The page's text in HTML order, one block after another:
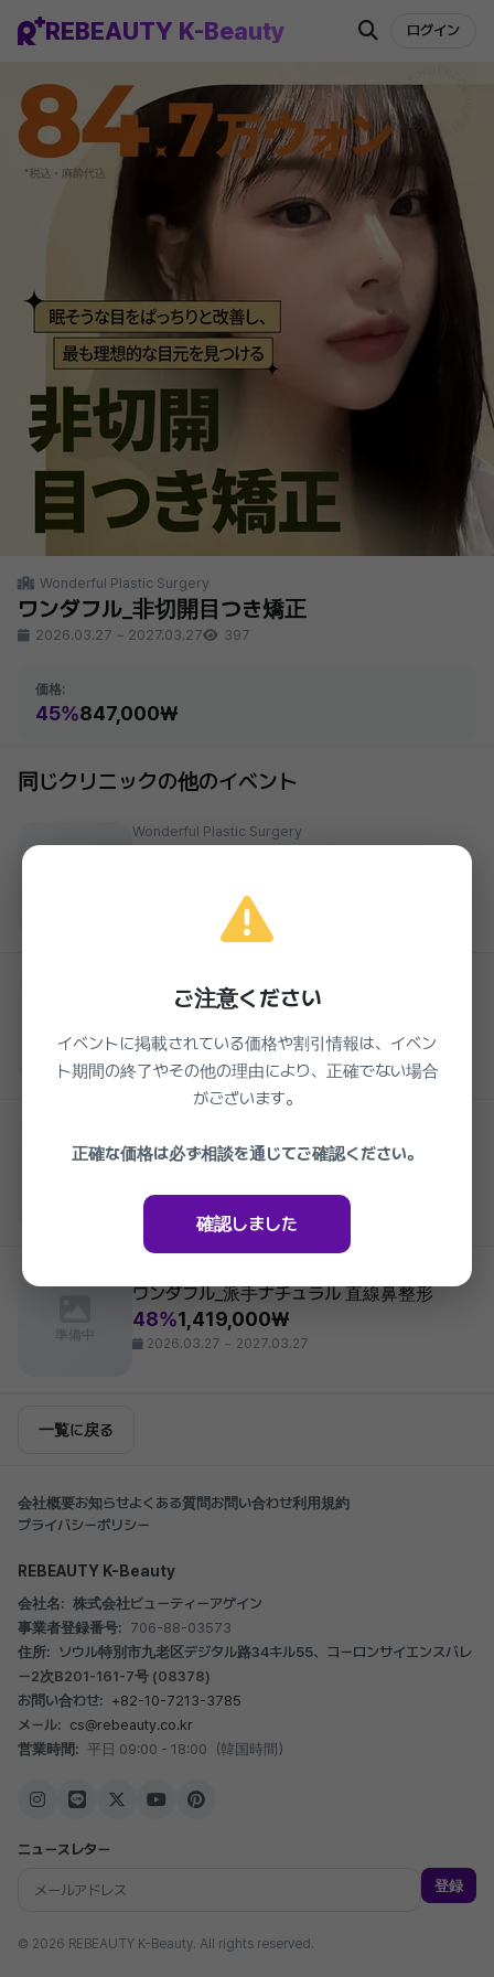
REBEAUTY K-Beauty ログイン
Wonderful Plastic Surgery
ワンダフル_非切開目つき矯正
2026.03.27 ~ 2027.03.27 397
価格:
45%847,000₩
同じクリニックの他のイベント
Wonderful Plastic Surgery
2026.03.27 ~ 2027.03.27
準備中
ワンダフル_初鼻手術
2026.03.27 ~ 2027.03.27
ワンダフル_男性目整形
2026.03.27 ~ 2027.03.27
準備中
ワンダフル_派手ナチュラル 直線鼻整形
48%1,419,000₩
2026.03.27 ~ 2027.03.27
一覧に戻る
会社概要お知らせよくある質問 お問い合わせ利用規約
プライバシーポリシー
REBEAUTY K-Beauty
会社名: 株式会社ビューティーアゲイン
事業者登録番号: 706-88-03573
住所: ソウル特別市九老区デジタル路34キル55、コーロンサイエンスバレ
ー2次B201-161-7号 (08378)
お問い合わせ: +82-10-7213-3785
メール: cs@rebeauty.co.kr
営業時間: 平日 09:00 - 18:00（韓国時間）
ニュースレター
登録
© 2026 REBEAUTY K-Beauty. All rights reserved.
ご注意ください
イベントに掲載されている価格や割引情報は、イベン
ト期間の終了やその他の理由により、正確でない場合
がございます。
正確な価格は必ず相談を通じてご確認ください。
確認しました